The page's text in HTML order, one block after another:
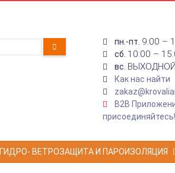
пн.-пт. 9:00 –
сб. 10:00 –
вс. ВЫХОДНОЙ
Как нас найти
B2B
присоединяйтесь!
ГИДРО- ВЕТРОЗАЩИТА И ПАРОИЗОЛЯЦИЯ